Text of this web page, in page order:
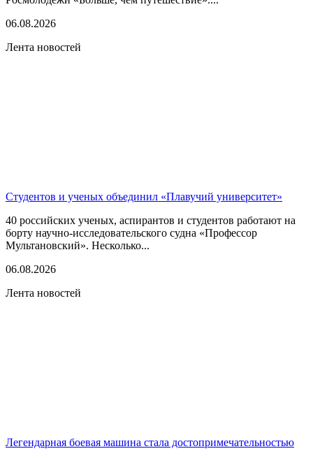
06.08.2026
Лента новостей
Студентов и ученых объединил «Плавучий университет»
40 российских ученых, аспирантов и студентов работают на
борту научно-исследовательского судна «Профессор
Мультановский». Несколько...
06.08.2026
Лента новостей
Легендарная боевая машина стала достопримечательностью